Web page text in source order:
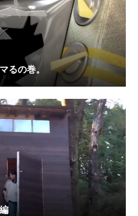
るの巻。